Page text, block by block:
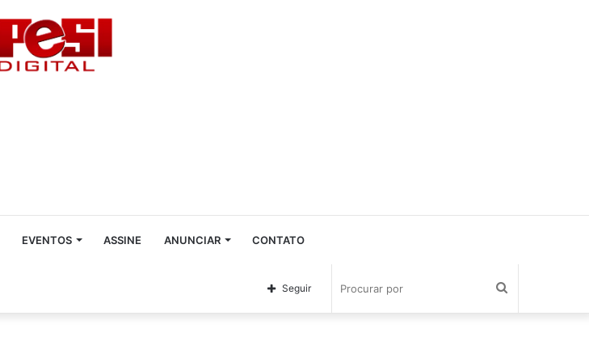
EVENTOS ASSINE ANUNCIAR CONTATO
Seguir